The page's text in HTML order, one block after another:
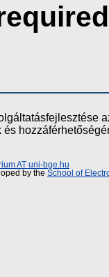
AT uni-bge.hu
by the School of